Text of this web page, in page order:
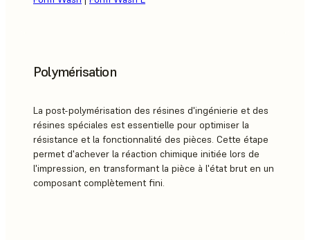
Polymérisation
La post-polymérisation des résines d'ingénierie et des
résines spéciales est essentielle pour optimiser la
résistance et la fonctionnalité des pièces. Cette étape
permet d'achever la réaction chimique initiée lors de
l'impression, en transformant la pièce à l'état brut en un
composant complètement fini.